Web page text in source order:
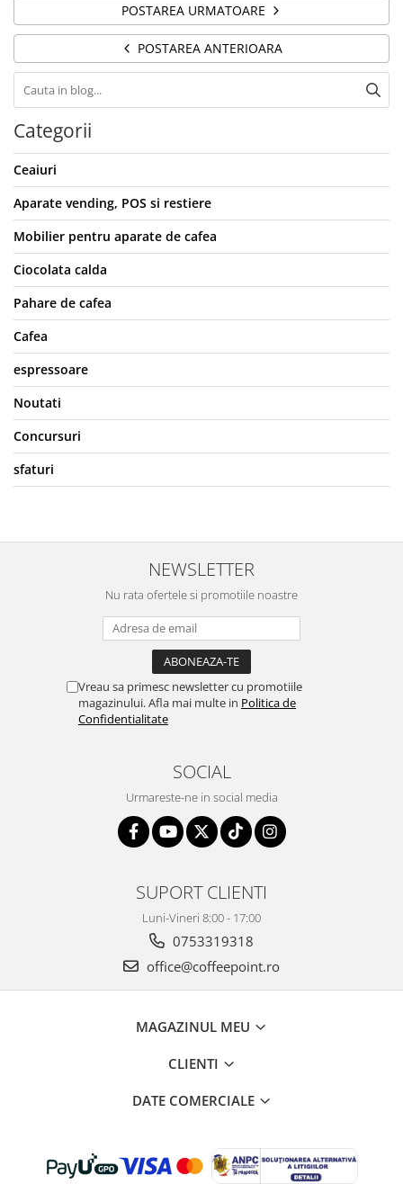
POSTAREA URMATOARE
POSTAREA ANTERIOARA
Categorii
Ceaiuri
Aparate vending, POS si restiere
Mobilier pentru aparate de cafea
Ciocolata calda
Pahare de cafea
Cafea
espressoare
Noutati
Concursuri
sfaturi
NEWSLETTER
Nu rata ofertele si promotiile noastre
Vreau sa primesc newsletter cu promotiile
magazinului. Afla mai multe in Politica de
Confidentialitate
SOCIAL
Urmareste-ne in social media
SUPORT CLIENTI
Luni-Vineri 8:00 - 17:00
0753319318
office@coffeepoint.ro
MAGAZINUL MEU
CLIENTI
DATE COMERCIALE